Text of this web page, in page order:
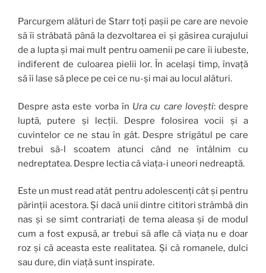
Parcurgem alături de Starr toți pașii pe care are nevoie
să îi străbată până la dezvoltarea ei și găsirea curajului
de a lupta și mai mult pentru oamenii pe care îi iubeste,
indiferent de culoarea pielii lor. În același timp, învață
să îi lase să plece pe cei ce nu-și mai au locul alături.
Despre asta este vorba în Ura cu care lovești: despre
luptă, putere și lecții. Despre folosirea vocii și a
cuvintelor ce ne stau în gât. Despre strigătul pe care
trebui să-l scoatem atunci când ne întâlnim cu
nedreptatea. Despre lectia că viața-i uneori nedreaptă.
Este un must read atât pentru adolescenți cât și pentru
părinții acestora. Și dacă unii dintre cititori strâmbă din
nas și se simt contrariați de tema aleasa și de modul
cum a fost expusă, ar trebui să afle că viața nu e doar
roz și că aceasta este realitatea. Și că romanele, dulci
sau dure, din viață sunt inspirate.